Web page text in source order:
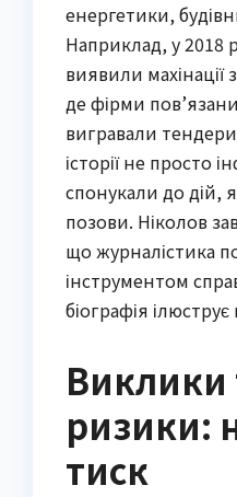
енергетики,
Наприклад, у 2018
виявили махінації
де фірми
вигравали тендери
історії не просто
спонукали до дій,
позови. Ніколов
що журналістика
інструментом
біографія
Виклики
ризики:
тиск